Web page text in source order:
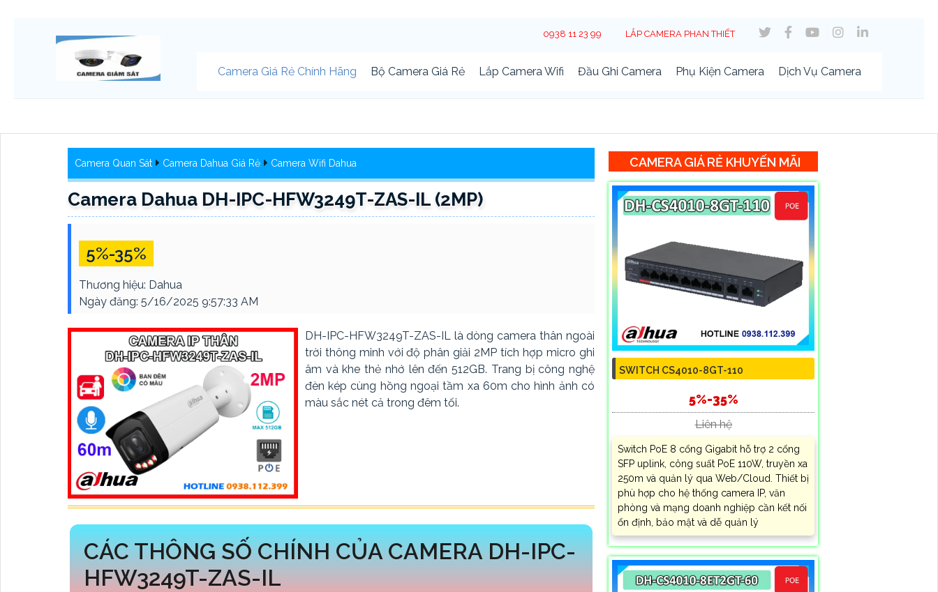
0938 11 23 99 LẮP CAMERA PHAN THIẾT
Camera Giá Rẻ Chính Hãng Bộ Camera Giá Rẻ Lắp Camera Wifi Đầu Ghi Camera Phụ Kiện Camera Dịch Vụ Camera
Camera Quan Sát Camera Dahua Giá Rẻ Camera Wifi Dahua
Camera Dahua DH-IPC-HFW3249T-ZAS-IL (2MP)
5%-35%
Thương hiệu: Dahua
Ngày đăng: 5/16/2025 9:57:33 AM
DH-IPC-HFW3249T-ZAS-IL là dòng camera thân ngoài
trời thông minh với độ phân giải 2MP tích hợp micro ghi
âm và khe thẻ nhớ lên đến 512GB. Trang bị công nghệ
đèn kép cùng hồng ngoại tầm xa 60m cho hình ảnh có
màu sắc nét cả trong đêm tối.
CÁC THÔNG SỐ CHÍNH CỦA CAMERA DH-IPC-
HFW3249T-ZAS-IL
CAMERA GIÁ RẺ KHUYẾN MÃI
SWITCH CS4010-8GT-110
5%-35%
Liên hệ
Switch PoE 8 cổng Gigabit hỗ trợ 2 cổng
SFP uplink, công suất PoE 110W, truyền xa
250m và quản lý qua Web/Cloud. Thiết bị
phù hợp cho hệ thống camera IP, văn
phòng và mạng doanh nghiệp cần kết nối
ổn định, bảo mật và dễ quản lý